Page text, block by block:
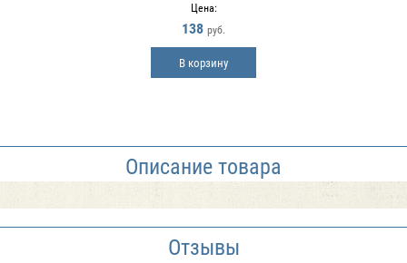
Цена:
138 руб.
В корзину
Описание товара
Отзывы